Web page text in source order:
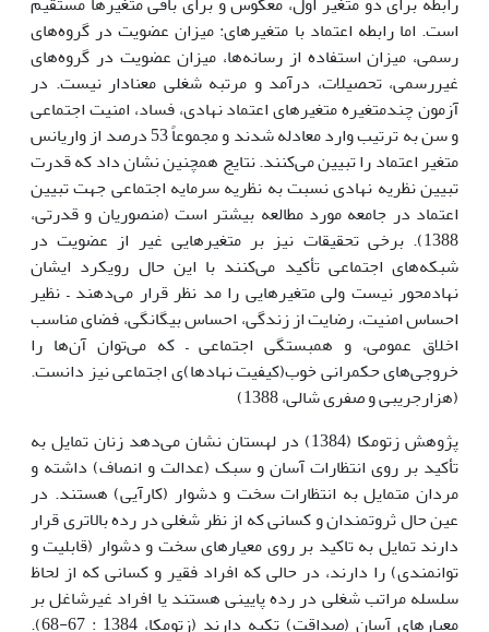
است. اما رابطه اعتماد با متغیرهای: میزان عضویت در گروه‌های
رسمی، میزان استفاده از رسانه‌ها، میزان عضویت در گروه‌های
غیررسمی، تحصیلات، درآمد و مرتبه شغلی معنادار نیست. در
آزمون چندمتغیره متغیرهای اعتماد نهادی، فساد، امنیت اجتماعی
و سن به ترتیب وارد معادله شدند و مجموعاً 53 درصد از واریانس
متغیر اعتماد را تبیین می‌کنند. نتایج همچنین نشان داد که قدرت
تبیین نظریه نهادی نسبت به نظریه سرمایه اجتماعی جهت تبیین
اعتماد در جامعه مورد مطالعه بیشتر است (منصوریان و قدرتی،
1388). برخی تحقیقات نیز بر متغیرهایی غیر از عضویت در
شبکه‌های اجتماعی تأکید می‌کنند با این حال رویکرد ایشان
نهادمحور نیست ولی متغیرهایی را مد نظر قرار می‌دهند – نظیر
احساس امنیت، رضایت از زندگی، احساس بیگانگی، فضای مناسب
اخلاق عمومی، و همبستگی اجتماعی – که می‌توان آن‌ها را
خروجی‌های حکمرانی خوب(کیفیت نهادها)ی اجتماعی نیز دانست.
(هزارجریبی و صفری شالی، 1388)
پژوهش زتومکا (1384) در لهستان نشان می‌دهد زنان تمایل به
تأکید بر روی انتظارات آسان و سبک (عدالت و انصاف) داشته و
مردان متمایل به انتظارات سخت و دشوار (کارآیی) هستند. در
عین حال ثروتمندان و کسانی که از نظر شغلی در رده بالاتری قرار
دارند تمایل به تاکید بر روی معیارهای سخت و دشوار (قابلیت و
توانمندی) را دارند، در حالی که افراد فقیر و کسانی که از لحاظ
سلسله مراتب شغلی در رده پایینی هستند یا افراد غیرشاغل بر
معیارهای آسان (صداقت) تکیه دارند (زتومکا، 1384 : 67-68).